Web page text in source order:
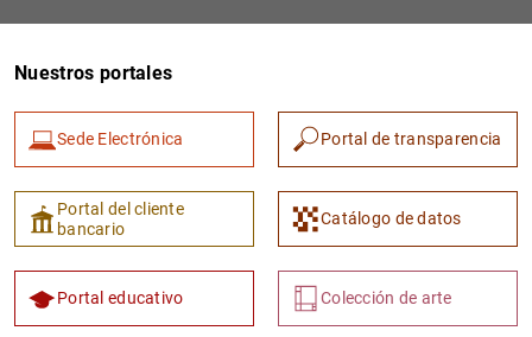
Nuestros portales
Sede Electrónica Portal de transparencia
Portal del cliente
bancario
Catálogo de datos
Portal educativo Colección de arte